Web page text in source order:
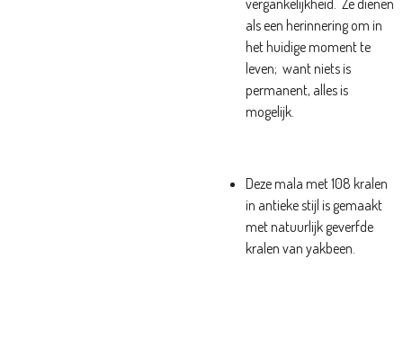
vergankelijkheid. Ze dienen
als een herinnering om in
het huidige moment te
leven; want niets is
permanent, alles is
mogelijk.
Deze mala met 108 kralen
in antieke stijl is gemaakt
met natuurlijk geverfde
kralen van yakbeen.